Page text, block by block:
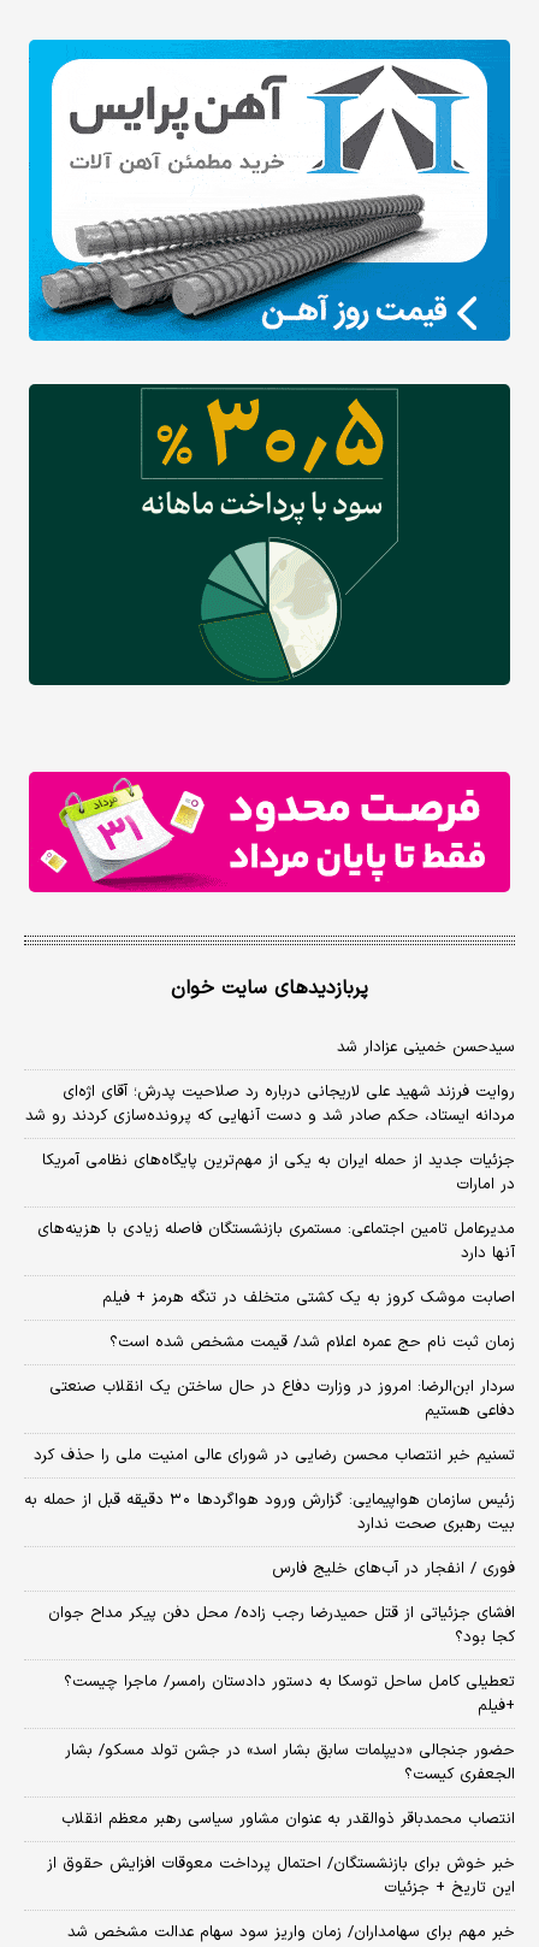
پربازدیدهای سایت خوان
سیدحسن خمینی عزادار شد
روایت فرزند شهید علی لاریجانی درباره رد صلاحیت پدرش؛ آقای اژه‌ای
مردانه ایستاد، حکم صادر شد و دست آنهایی که پرونده‌سازی کردند رو شد
جزئیات جدید از حمله ایران به یکی از مهم‌ترین پایگاه‌های نظامی آمریکا
در امارات
مدیرعامل تامین اجتماعی: مستمری بازنشستگان فاصله زیادی با هزینه‌های
آنها دارد
اصابت موشک کروز به یک کشتی متخلف در تنگه هرمز + فیلم
زمان ثبت‌ نام حج عمره اعلام شد/ قیمت مشخص شده است؟
سردار ابن‌الرضا: امروز در وزارت دفاع در حال ساختن یک انقلاب صنعتی
دفاعی هستیم
تسنیم خبر انتصاب محسن رضایی در شورای عالی امنیت ملی را حذف کرد
زئیس سازمان هواپیمایی: گزارش ورود هواگردها ٣٠ دقیقه قبل از حمله به
بیت رهبری صحت ندارد
فوری / انفجار در آب‌های خلیج فارس
افشای جزئیاتی از قتل حمیدرضا رجب زاده/ محل دفن پیکر مداح جوان
کجا بود؟
تعطیلی کامل ساحل توسکا به دستور دادستان رامسر/ ماجرا چیست؟
+فیلم
حضور جنجالی «دیپلمات سابق بشار اسد» در جشن تولد مسکو/ بشار
الجعفری کیست؟
انتصاب محمدباقر ذوالقدر به عنوان مشاور سیاسی رهبر معظم انقلاب
خبر خوش برای بازنشستگان/ احتمال پرداخت معوقات افزایش حقوق از
این تاریخ + جزئیات
خبر مهم برای سهامداران/ زمان واریز سود سهام عدالت مشخص شد